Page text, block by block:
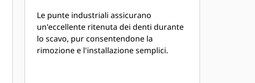
Le punte industriali assicurano
un'eccellente ritenuta dei denti durante
lo scavo, pur consentendone la
rimozione e l'installazione semplici.